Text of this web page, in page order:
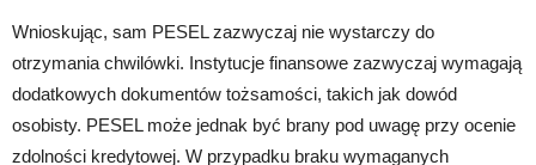
Wnioskując, sam PESEL zazwyczaj nie wystarczy do
otrzymania chwilówki. Instytucje finansowe zazwyczaj wymagają
dodatkowych dokumentów tożsamości, takich jak dowód
osobisty. PESEL może jednak być brany pod uwagę przy ocenie
zdolności kredytowej. W przypadku braku wymaganych